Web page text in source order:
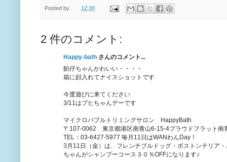
Posted by 12:30
2 件のコメント:
Happy-bath さんのコメント...
餡仔ちゃんかわいい・・・・
箱に顔入れてナイスショットです
今度遊びに来てください
3/11はブヒちゃんデーです
マイクロバブルトリミングサロン HappyBath
〒107-0062 東京都港区南青山6-15-4プラウドフラット南
TEL：03-6427-5977 毎月11日はWANわんDay！
3月11日（金）は、フレンチブルドッグ・ボストンテリア
ちゃんがシャンプーコース３０％OFFになります♪